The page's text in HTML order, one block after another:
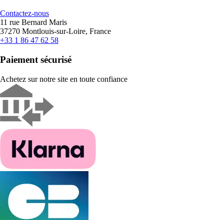
Contactez-nous
11 rue Bernard Maris
37270 Montlouis-sur-Loire, France
+33 1 86 47 62 58
Paiement sécurisé
Achetez sur notre site en toute confiance